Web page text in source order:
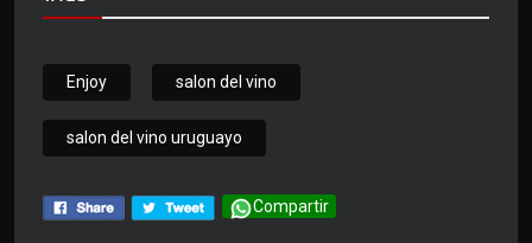
Enjoy salon del vino
salon del vino uruguayo
Compartir